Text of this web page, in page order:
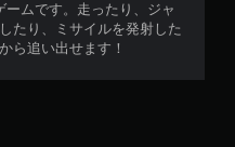
ームです。走ったり、ジャ
たり、ミサイルを発射した
ら追い出せます！